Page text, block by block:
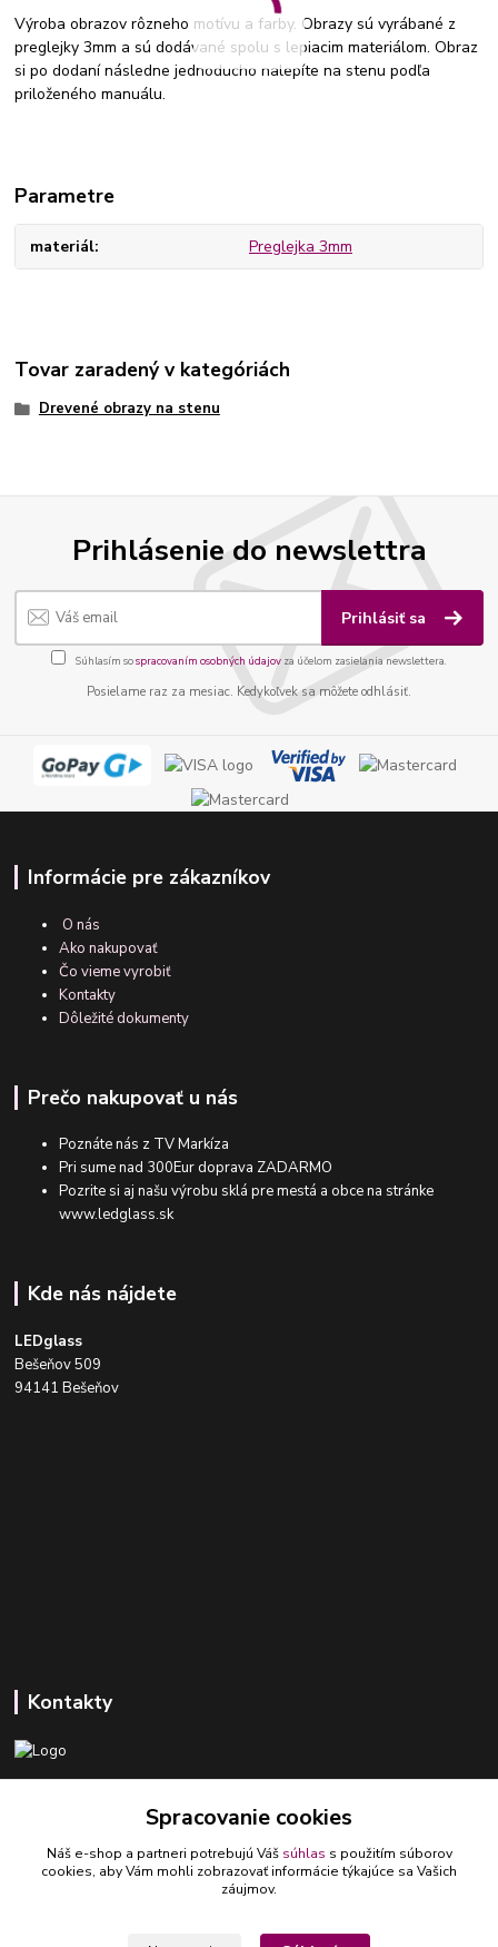
Výroba obrazov rôzneho motívu a farby. Obrazy sú vyrábané z
preglejky 3mm a sú dodávané spolu s lepiacim materiálom. Obraz
si po dodaní následne jednoducho nalepíte na stenu podľa
priloženého manuálu.
Parametre
materiál Preglejka 3mm
Tovar zaradený v kategóriách
Drevené obrazy na stenu
Prihlásenie do newslettra
Prihlásiť sa
Súhlasím sospracovaním osobných údajov za účelom zasielania newslettera.
Posielame raz za mesiac. Kedykoľvek sa môžete odhlásiť.
Informácie pre zákazníkov
O nás
Ako nakupovať
Čo vieme vyrobiť
Kontakty
Dôležité dokumenty
Prečo nakupovať u nás
Poznáte nás z TV Markíza
Pri sume nad 300Eur doprava ZADARMO
Pozrite si aj našu výrobu sklá pre mestá a obce na stránke
www.ledglass.sk
Kde nás nájdete
LEDglass
Bešeňov 509
94141 Bešeňov
Kontakty
ledlumar@ledlumar.sk
Spracovanie cookies
Náš e-shop a partneri potrebujú Váš súhlas s použitím súborov
cookies, aby Vám mohli zobrazovať informácie týkajúce sa Vašich
záujmov.